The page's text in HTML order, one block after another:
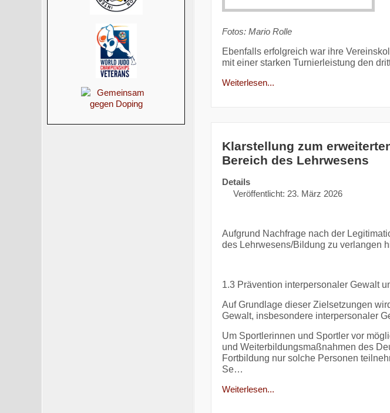
Fotos: Mario Rolle
Ebenfalls erfolgreich war ihre
mit einer starken Turnierleistung den
Weiterlesen...
Klarstellung zum
Bereich des Lehrwesens
Details
Veröffentlicht: 23. März 2026
Aufgrund Nachfrage nach der
des Lehrwesens/Bildung zu verlangen
1.3 Prävention interpersonaler Gewalt
Auf Grundlage dieser Zielsetzungen
Gewalt, insbesondere interpersonaler
Um Sportlerinnen und Sportler vor
und Weiterbildungsmaßnahmen des
Fortbildung nur solche Personen
Se…
Weiterlesen...